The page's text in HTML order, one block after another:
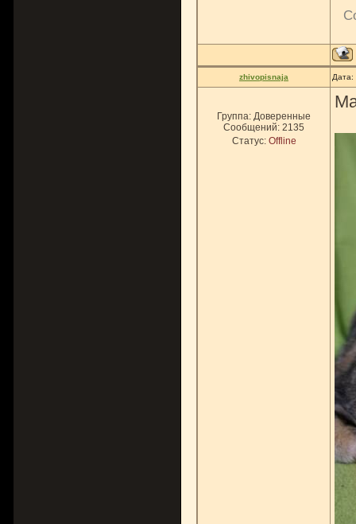
zhivopisnaja
Группа: Доверенные
Сообщений: 2135
Статус: Offline